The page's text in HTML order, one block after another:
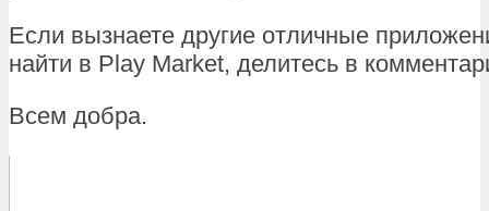
Если вызнаете другие отличные
найти в Play Market, делитесь в
Всем добра.